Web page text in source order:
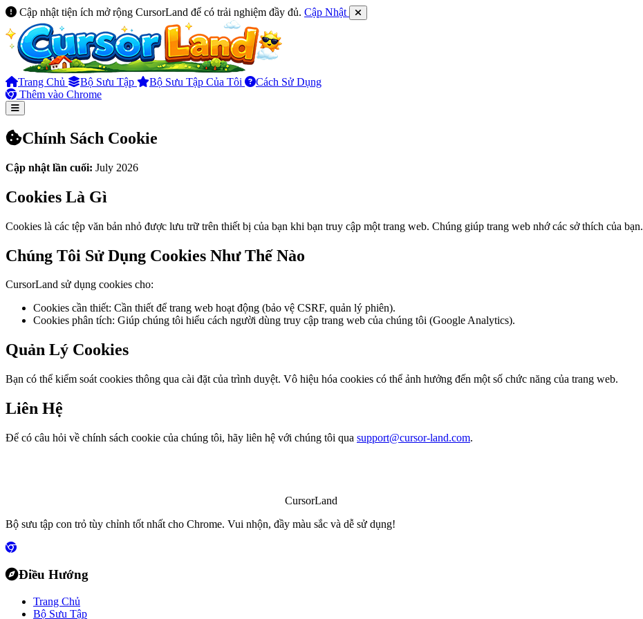
Cập nhật tiện ích mở rộng CursorLand để có trải nghiệm đầy đủ. Cập Nhật
Trang Chủ Bộ Sưu Tập Bộ Sưu Tập Của Tôi
Cách Sử Dụng
Thêm vào Chrome
Chính Sách Cookie
Cập nhật lần cuối: July 2026
Cookies Là Gì
Cookies là các tệp văn bản nhỏ được lưu trữ trên thiết bị của bạn khi bạn truy cập một trang web. Chúng giúp trang web nhớ các sở thích của bạn.
Chúng Tôi Sử Dụng Cookies Như Thế Nào
CursorLand sử dụng cookies cho:
Cookies cần thiết: Cần thiết để trang web hoạt động (bảo vệ CSRF, quản lý phiên).
Cookies phân tích: Giúp chúng tôi hiểu cách người dùng truy cập trang web của chúng tôi (Google Analytics).
Quản Lý Cookies
Bạn có thể kiểm soát cookies thông qua cài đặt của trình duyệt. Vô hiệu hóa cookies có thể ảnh hưởng đến một số chức năng của trang web.
Liên Hệ
Để có câu hỏi về chính sách cookie của chúng tôi, hãy liên hệ với chúng tôi qua support@cursor-land.com.
CursorLand
Bộ sưu tập con trỏ tùy chỉnh tốt nhất cho Chrome. Vui nhộn, đầy màu sắc và dễ sử dụng!
Điều Hướng
Trang Chủ
Bộ Sưu Tập